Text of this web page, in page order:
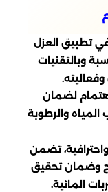
في تطبيق العزل
وبالتقنيات
لضمان
والرطوبة
تضمن
وضمان تحقيق
المائية.